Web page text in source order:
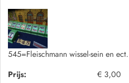
545=Fleischmann wissel-sein en
Prijs:
€ 3,00